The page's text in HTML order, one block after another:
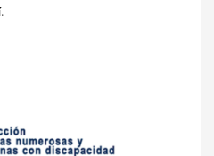
.